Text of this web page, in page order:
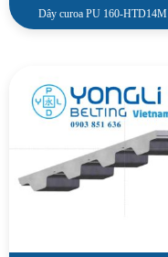
Dây curoa PU 160-HTD14M